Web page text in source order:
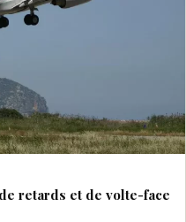
retards et de volte-face